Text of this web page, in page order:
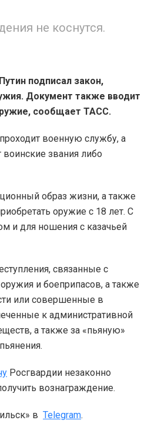
не коснутся.
подписал закон,
Документ также вводит
сообщает ТАСС.
военную службу, а
звания либо
образ жизни, а также
оружие с 18 лет. С
и для ношения с казачьей
связанные с
и боеприпасов, а также
или совершенные в
к административной
а также за «пьяную»
Росгвардии незаконно
вознаграждение.
в Telegram.